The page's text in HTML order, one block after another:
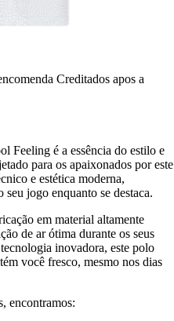
Creditados apos a
Feeling é a essência do estilo e
para os apaixonados por este
e estética moderna,
jogo enquanto se destaca.
em material altamente
de ar ótima durante os seus
inovadora, este polo
você fresco, mesmo nos dias
encontramos: